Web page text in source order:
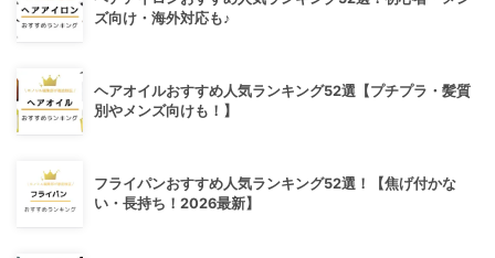
ズ向け・海外対応も♪
ヘアオイルおすすめ人気ランキング52選【プチプラ・髪質
別やメンズ向けも！】
フライパンおすすめ人気ランキング52選！【焦げ付かな
い・長持ち！2026最新】